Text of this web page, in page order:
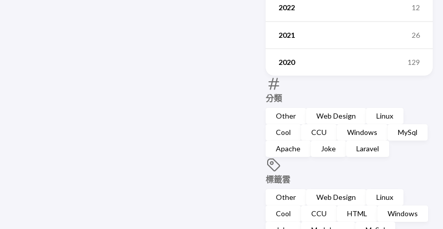
2022 12
2021 26
2020 129
分類
Other Web Design
Linux
Cool
CCU Windows
MySql
Apache
Joke Laravel
標籤雲
Other Web Design
Linux
Cool
CCU HTML
Windows